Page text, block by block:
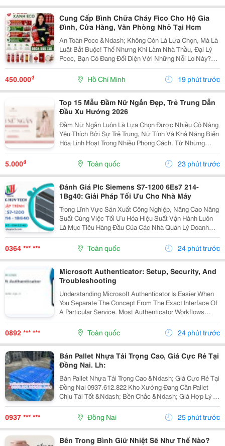
Cung Cấp Bình Chữa Cháy Fico Cho Hộ Gia
Đình, Cửa Hàng, Văn Phòng Nhỏ Tại Hcm
An Toàn Pccc &Ndash; Không Còn Là Lựa Chọn, Mà Là
Luật Bắt Buộc! Thế Nhưng Khi Làm Nhà Thầu, Đại Lý
Pccc, Bạn Có Đang Đối Diện Với Những Nỗi Lo Này?
Đại Lý Nhỏ: Sợ Ôm Hàng, Vốn Chôn, Rủi Ro Cao. Nhà
Thầu: Hồ Sơ Pháp Lý Không Đủ, Công Trình Chậm...
450.000₫ Hồ Chí Minh 19 phút trước
Top 15 Mẫu Đầm Nữ Ngắn Đẹp, Trẻ Trung Dẫn
Đầu Xu Hướng 2026
Đầm Nữ Ngắn Luôn Là Lựa Chọn Được Nhiều Cô Nàng
Yêu Thích Bởi Sự Trẻ Trung, Nữ Tính Và Khả Năng Biến
Hóa Linh Hoạt Trong Nhiều Phong Cách. Từ Những
Thiết Kế Babydoll Đáng Yêu, Đầm Chữ A Thanh Lịch
Đến Kiểu Trễ Vai Quyến Rũ Hay Tay Phồng Điệu Đà,
5.000₫ Toàn quốc 23 phút trước
Đánh Giá Plc Siemens S7-1200 6Es7 214-
1Bg40: Giải Pháp Tối Ưu Cho Nhà Máy
Trong Lĩnh Vực Sản Xuất Công Nghiệp, Nâng Cao Năng
Suất Cùng Việc Tối Ưu Hóa Hiệu Suất Vận Hành Luôn
Là Mục Tiêu Hàng Đầu Của Các Nhà Quản Lý Doanh
Nghiệp. Để Hỗ Trợ Các Dây Chuyền Và Hệ Thống Tự
Động Hóa Làm Việc Chính Xác, Mượt Mà Hơn, Một
Thiết Bị...
0364 *** *** Toàn quốc 24 phút trước
Microsoft Authenticator: Setup, Security, And
Troubleshooting
Understanding Microsoft Authenticator Is Easier When
You Separate The Concept From The Exact Interface Of
A Particular Service. Most Authenticator Workflows
Connect An Account To An App, Device, Or Verification
Method And Then Request A Changing Code...
0892 *** *** Toàn quốc 24 phút trước
Bán Pallet Nhựa Tải Trọng Cao, Giá Cực Rẻ Tại
Đồng Nai. Lh:
Bán Pallet Nhựa Tải Trọng Cao &Ndash; Giá Cực Rẻ Tại
Đồng Nai 0937.612.822 Kho Xưởng Đang Cần Pallet
Chịu Tải Tốt &Ndash; Bền Chắc &Ndash; Giá Hợp Lý ?
Có Ngay Đây Ạ! Pallet Nhựa Tải Trọng Cao &Ndash;
Chuyên Dùng: ✅ Kê Hàng Hóa, Máy Móc, Nguyên...
0937 *** *** Đồng Nai 25 phút trước
Bên Trong Bình Giữ Nhiệt Sẽ Như Thế Nào?